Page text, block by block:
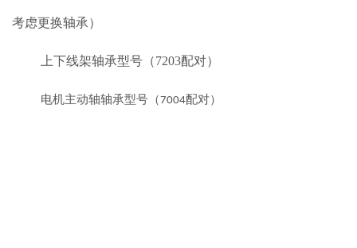
考虑更换轴承）
上下线架轴承型号（7203配对）
电机主动轴轴承型号（7004配对）